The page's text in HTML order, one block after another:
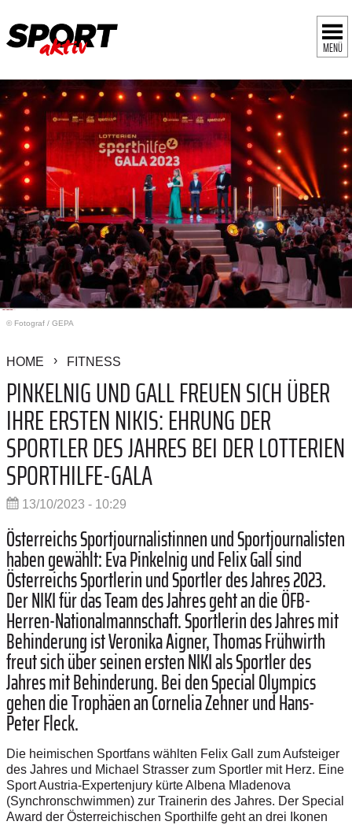
MENÜ
© Fotograf / GEPA
HOME FITNESS
PINKELNIG UND GALL FREUEN SICH ÜBER
IHRE ERSTEN NIKIS: EHRUNG DER
SPORTLER DES JAHRES BEI DER LOTTERIEN
SPORTHILFE-GALA
13/10/2023 - 10:29
Österreichs Sportjournalistinnen und Sportjournalisten
haben gewählt: Eva Pinkelnig und Felix Gall sind
Österreichs Sportlerin und Sportler des Jahres 2023.
Der NIKI für das Team des Jahres geht an die ÖFB-
Herren-Nationalmannschaft. Sportlerin des Jahres mit
Behinderung ist Veronika Aigner, Thomas Frühwirth
freut sich über seinen ersten NIKI als Sportler des
Jahres mit Behinderung. Bei den Special Olympics
gehen die Trophäen an Cornelia Zehner und Hans-
Peter Fleck.
Die heimischen Sportfans wählten Felix Gall zum Aufsteiger
des Jahres und Michael Strasser zum Sportler mit Herz. Eine
Sport Austria-Expertenjury kürte Albena Mladenova
(Synchronschwimmen) zur Trainerin des Jahres. Der Special
Award der Österreichischen Sporthilfe geht an drei Ikonen